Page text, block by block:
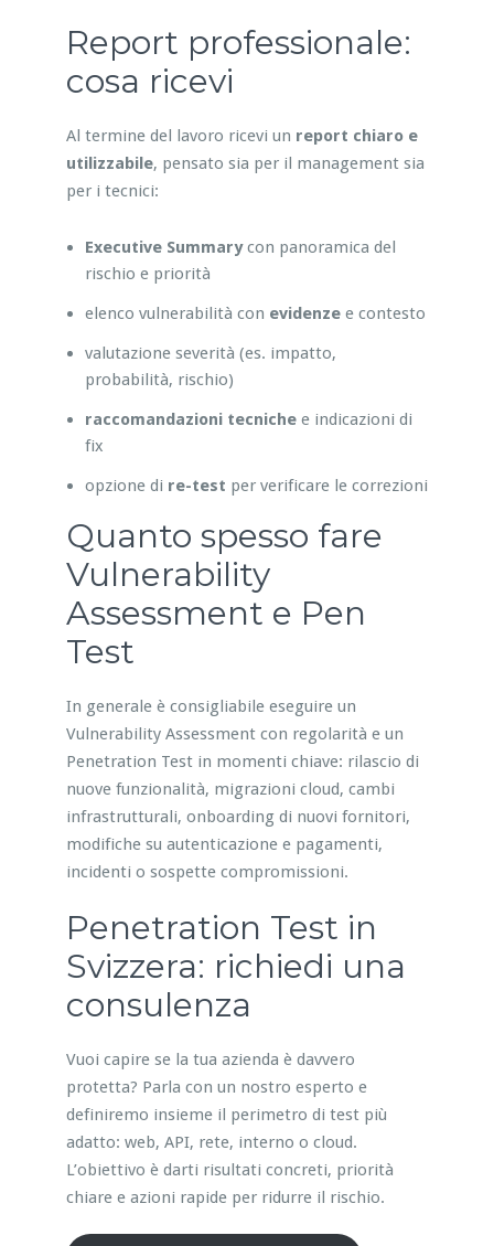
Report professionale:
cosa ricevi
Al termine del lavoro ricevi un report chiaro e
utilizzabile, pensato sia per il management sia
per i tecnici:
Executive Summarycon panoramica del
rischio e priorità
elenco vulnerabilità con evidenzee contesto
valutazione severità (es. impatto,
probabilità, rischio)
raccomandazioni tecnichee indicazioni di
fix
opzione di re-test per verificare le correzioni
Quanto spesso fare
Vulnerability
Assessment e Pen
Test
In generale è consigliabile eseguire un
Vulnerability Assessment con regolarità e un
Penetration Test in momenti chiave: rilascio di
nuove funzionalità, migrazioni cloud, cambi
infrastrutturali, onboarding di nuovi fornitori,
modifiche su autenticazione e pagamenti,
incidenti o sospette compromissioni.
Penetration Test in
Svizzera: richiedi una
consulenza
Vuoi capire se la tua azienda è davvero
protetta? Parla con un nostro esperto e
definiremo insieme il perimetro di test più
adatto: web, API, rete, interno o cloud.
L’obiettivo è darti risultati concreti, priorità
chiare e azioni rapide per ridurre il rischio.